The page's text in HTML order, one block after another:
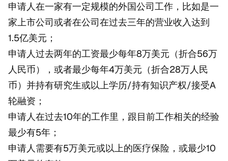
申请人在一家有一定规模的外国公司工作，比如是一
家上市公司或者在公司在过去三年的营业收入达到
1.5亿美元；
申请人过去两年的工资最少每年8万美元（折合56万
人民币），或者最少每年4万美元（折合28万人民
币）并持有研究生或以上学历/持有知识产权/接受A
轮融资；
申请人在过去10年的工作里，跟目前工作相关的经验
最少有5年；
申请人需要有5万美元或以上的医疗保险，或最少10